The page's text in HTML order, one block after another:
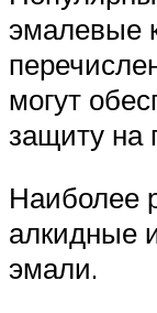
эмалевые
могут
защиту на
Наиболее
алкидные
эмали.